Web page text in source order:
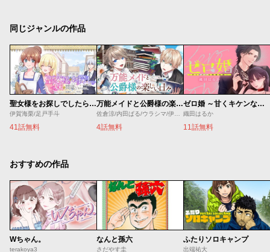
同じジャンルの作品
聖女様をお探しでしたら妹で間違いありません。さあどうぞお連れください、今すぐ。
伊賀海栗/足戸手斗
41話無料
万能メイドと公爵様の楽しい日々
佐倉涼/内田ぱる/ウラシマ/伊藤テリヤキ
4話無料
ゼロ婚 ～甘くキケンな極秘任務～
織田はるか
11話無料
おすすめの作品
Wちゃん。
terakoya3
なんと孫六
さだやす圭
ふたりソロキャンプ
出端祐大